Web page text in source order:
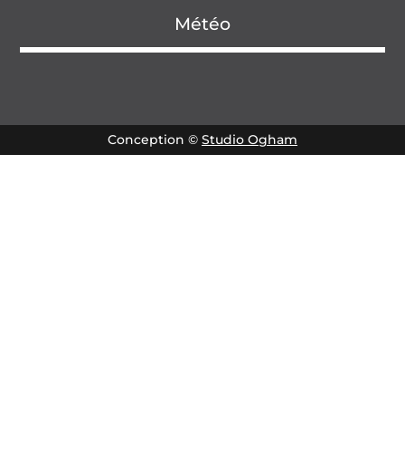
Météo
Conception © Studio Ogham